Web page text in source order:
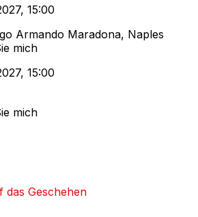
, 15:00
Armando Maradona, Naples
mich
, 15:00
mich
das Geschehen